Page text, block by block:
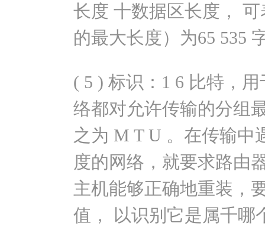
长度 十数据区长度，
的最大长度）为65 535
( 5 ) 标识：1 6 比特，
络都对允许传输的分组
之为 M T U 。在传输中
度的网络，就要求路由
主机能够正确地重装，
值， 以识别它是属千哪